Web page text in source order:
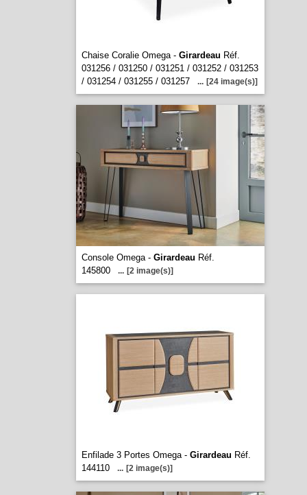
Chaise Coralie Omega - Girardeau Réf.
031256 / 031250 / 031251 / 031252 / 031253
/ 031254 / 031255 / 031257
... [24 image(s)]
Console Omega - Girardeau Réf.
145800
... [2 image(s)]
Enfilade 3 Portes Omega - Girardeau Réf.
144110
... [2 image(s)]